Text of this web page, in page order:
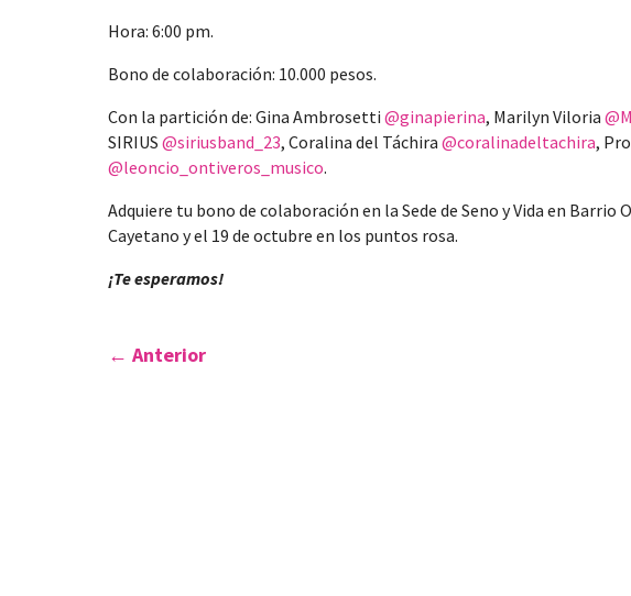
Hora: 6:00 pm.
Bono de colaboración: 10.000 pesos.
Con la partición de: Gina Ambrosetti@ginapierina, Marilyn Viloria
SIRIUS@siriusband_23, Coralina del Táchira@coralinadeltachira,
@leoncio_ontiveros_musico.
Adquiere tu bono de colaboración en la Sede de Seno y Vida en Barrio
Cayetano y el 19 de octubre en los puntos rosa.
¡Te esperamos!
←Anterior